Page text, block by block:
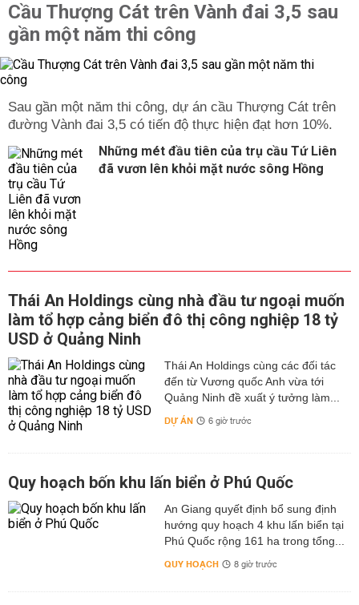
Cầu Thượng Cát trên Vành đai 3,5 sau
gần một năm thi công
Sau gần một năm thi công, dự án cầu Thượng Cát trên
đường Vành đai 3,5 có tiến độ thực hiện đạt hơn 10%.
Những mét đầu tiên của trụ cầu Tứ Liên
đã vươn lên khỏi mặt nước sông Hồng
Thái An Holdings cùng nhà đầu tư ngoại muốn
làm tổ hợp cảng biển đô thị công nghiệp 18 tỷ
USD ở Quảng Ninh
Thái An Holdings cùng các đối tác
đến từ Vương quốc Anh vừa tới
Quảng Ninh đề xuất ý tưởng làm...
DỰ ÁN 6 giờ trước
Quy hoạch bốn khu lấn biển ở Phú Quốc
An Giang quyết định bổ sung định
hướng quy hoạch 4 khu lấn biển tại
Phú Quốc rộng 161 ha trong tổng...
QUY HOẠCH 8 giờ trước